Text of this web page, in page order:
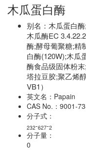
木瓜蛋白酶
别名： 木瓜蛋白
木瓜酶EC
酶;酵母葡聚糖;精
白酶(120W);木瓜
酶食品级固体粉
塔拉豆胶;聚乙烯
VB1）
英文名： Papain
CAS No.： 9001-
分子式：
232-627-2
分子量：
0